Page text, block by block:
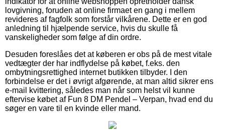
lovgivning, foruden at online firmaet en gang i mellem
revideres af fagfolk som forstår vilkårene. Dette er en god
anledning til hjælpende service, hvis du skulle få
vanskeligheder som følge af din ordre.
Desuden foreslåes det at køberen er obs på de mest vitale
vedtægter der har indflydelse på købet, f.eks. den
ombytningsrettighed internet butikken tilbyder. I den
forbindelse er det i øvrigt afgørende, at man altid sikrer ens
e-mail kvittering, således man når som helst vil kunne
eftervise købet af Fun 8 DM Pendel – Verpan, hvad end du
søger en vare til en kvinde eller mand.